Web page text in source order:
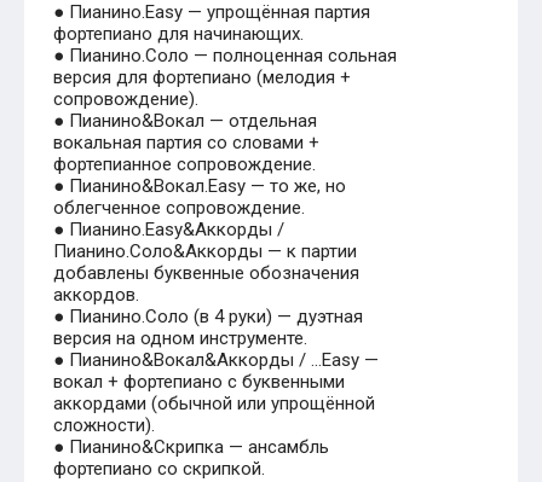
● Пианино.Easy — упрощённая партия
фортепиано для начинающих.
● Пианино.Соло — полноценная сольная
версия для фортепиано (мелодия +
сопровождение).
● Пианино&Вокал — отдельная
вокальная партия со словами +
фортепианное сопровождение.
● Пианино&Вокал.Easy — то же, но
облегченное сопровождение.
● Пианино.Easy&Аккорды /
Пианино.Соло&Аккорды — к партии
добавлены буквенные обозначения
аккордов.
● Пианино.Соло (в 4 руки) — дуэтная
версия на одном инструменте.
● Пианино&Вокал&Аккорды / …Easy —
вокал + фортепиано с буквенными
аккордами (обычной или упрощённой
сложности).
● Пианино&Скрипка — ансамбль
фортепиано со скрипкой.